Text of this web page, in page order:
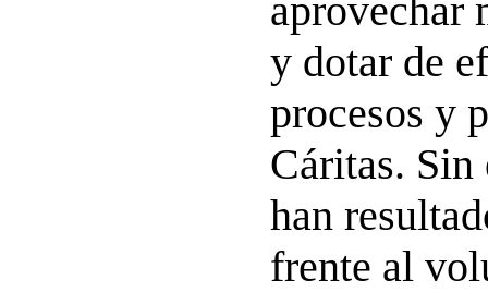
aprovechar
y dotar de
procesos y
Cáritas. Sin
han
frente al